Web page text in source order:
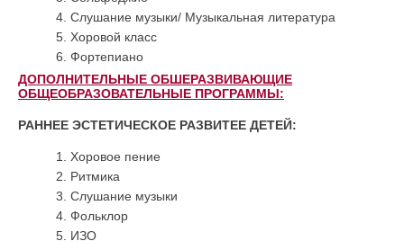
Слушание музыки/ Музыкальная литература
Хоровой класс
Фортепиано
ДОПОЛНИТЕЛЬНЫЕ ОБШЕРАЗВИВАЮЩИЕ
ОБЩЕОБРАЗОВАТЕЛЬНЫЕ ПРОГРАММЫ:
РАННЕЕ ЭСТЕТИЧЕСКОЕ РАЗВИТЕЕ ДЕТЕЙ:
Хоровое пение
Ритмика
Слушание музыки
Фольклор
ИЗО